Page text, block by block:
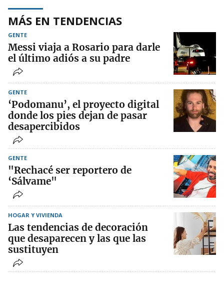
MÁS EN TENDENCIAS
GENTE
Messi viaja a Rosario para darle
el último adiós a su padre
GENTE
‘Podomanu’, el proyecto digital
donde los pies dejan de pasar
desapercibidos
GENTE
"Rechacé ser reportero de
‘Sálvame"
HOGAR Y VIVIENDA
Las tendencias de decoración
que desaparecen y las que las
sustituyen